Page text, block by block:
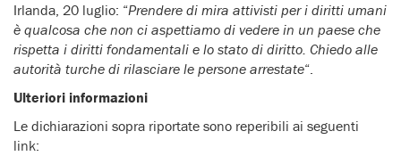
Irlanda, 20 luglio: “Prendere di mira attivisti per i diritti umani
è qualcosa che non ci aspettiamo di vedere in un paese che
rispetta i diritti fondamentali e lo stato di diritto. Chiedo alle
autorità turche di rilasciare le persone arrestate“.
Ulteriori informazioni
Le dichiarazioni sopra riportate sono reperibili ai seguenti
link: